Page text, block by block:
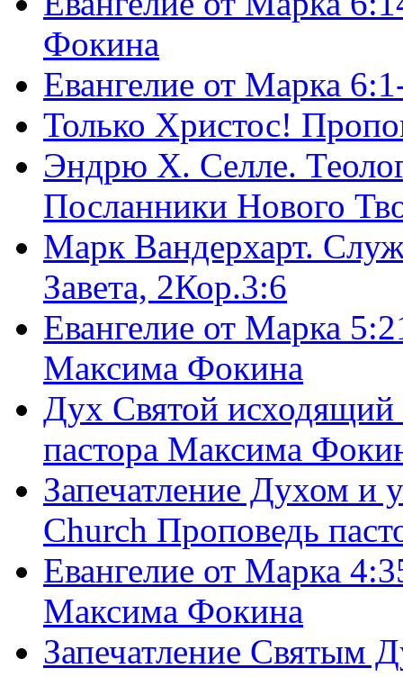
Фокина
Евангелие от Марка
Только Христос!
Эндрю Х. Селле.
Посланники Нового
Марк Вандерхарт.
Завета, 2Кор.3:6
Евангелие от Марка
Максима Фокина
Дух Святой
пастора Максима
Запечатление Духом и
Church Проповедь
Евангелие от Марка
Максима Фокина
Запечатление Святым